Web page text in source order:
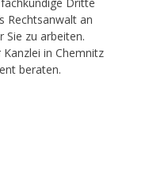
Rechtsanwalt an
Sie zu arbeiten.
in Chemnitz
beraten.